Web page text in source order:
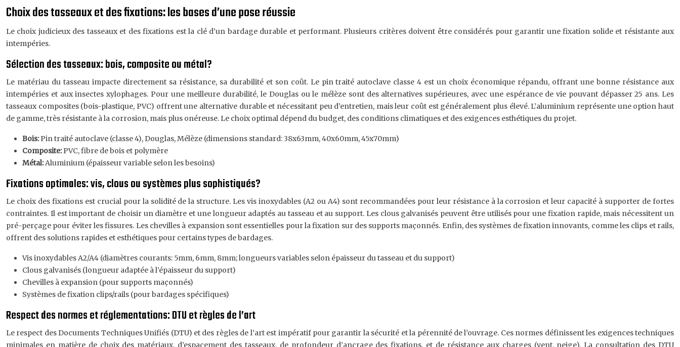
Choix des tasseaux et des fixations: les bases d’une pose réussie
Le choix judicieux des tasseaux et des fixations est la clé d’un bardage durable et performant. Plusieurs critères doivent être considérés pour garantir une fixation solide et résistante aux
intempéries.
Sélection des tasseaux: bois, composite ou métal?
Le matériau du tasseau impacte directement sa résistance, sa durabilité et son coût. Le pin traité autoclave classe 4 est un choix économique répandu, offrant une bonne résistance aux
intempéries et aux insectes xylophages. Pour une meilleure durabilité, le Douglas ou le mélèze sont des alternatives supérieures, avec une espérance de vie pouvant dépasser 25 ans. Les
tasseaux composites (bois-plastique, PVC) offrent une alternative durable et nécessitant peu d’entretien, mais leur coût est généralement plus élevé. L’aluminium représente une option haut
de gamme, très résistante à la corrosion, mais plus onéreuse. Le choix optimal dépend du budget, des conditions climatiques et des exigences esthétiques du projet.
Bois:Pin traité autoclave (classe 4), Douglas, Mélèze (dimensions standard: 38x63mm, 40x60mm, 45x70mm)
Composite:PVC, fibre de bois et polymère
Métal:Aluminium (épaisseur variable selon les besoins)
Fixations optimales: vis, clous ou systèmes plus sophistiqués?
Le choix des fixations est crucial pour la solidité de la structure. Les vis inoxydables (A2 ou A4) sont recommandées pour leur résistance à la corrosion et leur capacité à supporter de fortes
contraintes. Il est important de choisir un diamètre et une longueur adaptés au tasseau et au support. Les clous galvanisés peuvent être utilisés pour une fixation rapide, mais nécessitent un
pré-perçage pour éviter les fissures. Les chevilles à expansion sont essentielles pour la fixation sur des supports maçonnés. Enfin, des systèmes de fixation innovants, comme les clips et rails,
offrent des solutions rapides et esthétiques pour certains types de bardages.
Vis inoxydables A2/A4 (diamètres courants: 5mm, 6mm, 8mm; longueurs variables selon épaisseur du tasseau et du support)
Clous galvanisés (longueur adaptée à l’épaisseur du support)
Chevilles à expansion (pour supports maçonnés)
Systèmes de fixation clips/rails (pour bardages spécifiques)
Respect des normes et réglementations: DTU et règles de l’art
Le respect des Documents Techniques Unifiés (DTU) et des règles de l’art est impératif pour garantir la sécurité et la pérennité de l’ouvrage. Ces normes définissent les exigences techniques
minimales en matière de choix des matériaux, d’espacement des tasseaux, de profondeur d’ancrage des fixations, et de résistance aux charges (vent, neige). La consultation des DTU